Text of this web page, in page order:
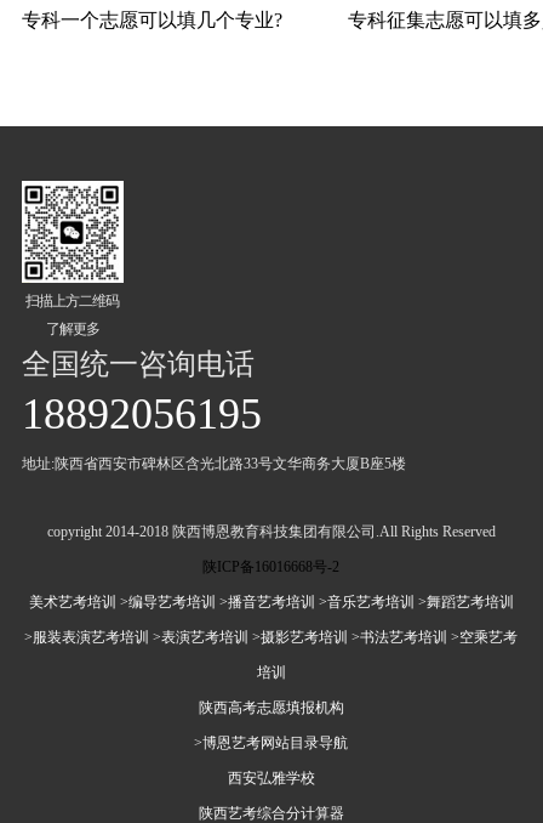
专科一个志愿可以填几个专业? 专科征集志愿可以填
扫描上方二维码
了解更多
全国统一咨询电话
18892056195
地址:陕西省西安市碑林区含光北路33号文华商务大厦B座5楼
copyright 2014-2018 陕西博恩教育科技集团有限公司.All Rights Reserved
陕ICP备16016668号-2
美术艺考培训 >编导艺考培训 >播音艺考培训 >音乐艺考培训 >舞蹈艺考培训
>服装表演艺考培训 >表演艺考培训 >摄影艺考培训 >书法艺考培训 >空乘艺考
培训
陕西高考志愿填报机构
>博恩艺考网站目录导航
西安弘雅学校
陕西艺考综合分计算器